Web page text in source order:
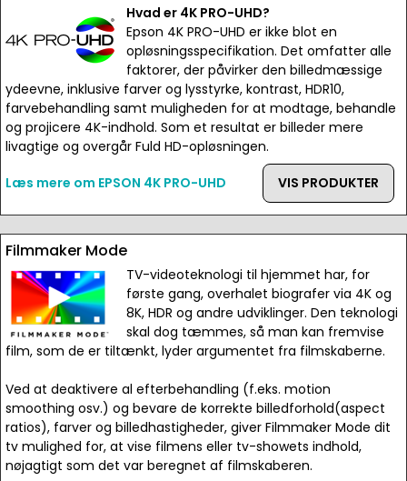
Hvad er 4K PRO-UHD?
Epson 4K PRO-UHD er ikke blot en
opløsningsspecifikation. Det omfatter alle
faktorer, der påvirker den billedmæssige
ydeevne, inklusive farver og lysstyrke, kontrast, HDR10,
farvebehandling samt muligheden for at modtage, behandle
og projicere 4K-indhold. Som et resultat er billeder mere
livagtige og overgår Fuld HD-opløsningen.
Læs mere om EPSON 4K PRO-UHD
VIS PRODUKTER
Filmmaker Mode
TV-videoteknologi til hjemmet har, for
første gang, overhalet biografer via 4K og
8K, HDR og andre udviklinger. Den teknologi
skal dog tæmmes, så man kan fremvise
film, som de er tiltænkt, lyder argumentet fra filmskaberne.
Ved at deaktivere al efterbehandling (f.eks. motion
smoothing osv.) og bevare de korrekte billedforhold(aspect
ratios), farver og billedhastigheder, giver Filmmaker Mode dit
tv mulighed for, at vise filmens eller tv-showets indhold,
nøjagtigt som det var beregnet af filmskaberen.